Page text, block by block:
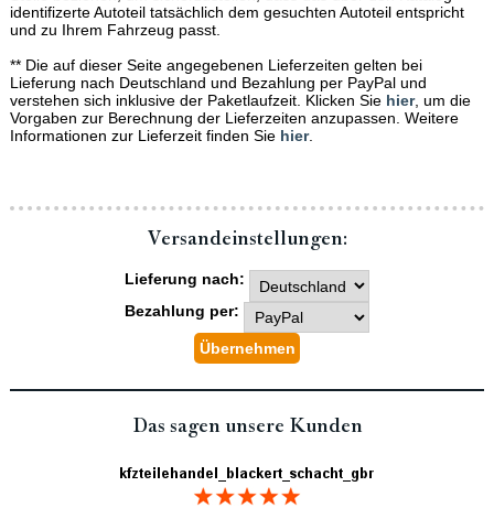
identifizerte Autoteil tatsächlich dem gesuchten Autoteil entspricht
und zu Ihrem Fahrzeug passt.
** Die auf dieser Seite angegebenen Lieferzeiten gelten bei
Lieferung nach Deutschland und Bezahlung per PayPal und
verstehen sich inklusive der Paketlaufzeit. Klicken Sie hier, um die
Vorgaben zur Berechnung der Lieferzeiten anzupassen. Weitere
Informationen zur Lieferzeit finden Sie hier.
Versand­einstellungen:
Lieferung nach:
Bezahlung per:
Das sagen unsere Kunden